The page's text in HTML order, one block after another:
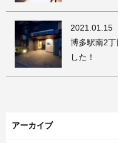
2021.01.15
博多駅南2
した！
アーカイブ